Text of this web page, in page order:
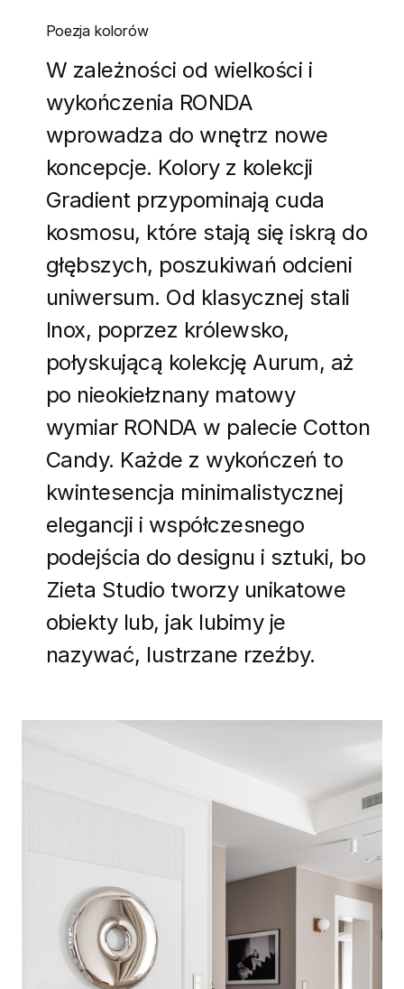
Poezja kolorów
W zależności od wielkości i
wykończenia RONDA
wprowadza do wnętrz nowe
koncepcje. Kolory z kolekcji
Gradient przypominają cuda
kosmosu, które stają się iskrą do
głębszych, poszukiwań odcieni
uniwersum. Od klasycznej stali
Inox, poprzez królewsko,
połyskującą kolekcję Aurum, aż
po nieokiełznany matowy
wymiar RONDA w palecie Cotton
Candy. Każde z wykończeń to
kwintesencja minimalistycznej
elegancji i współczesnego
podejścia do designu i sztuki, bo
Zieta Studio tworzy unikatowe
obiekty lub, jak lubimy je
nazywać, lustrzane rzeźby.